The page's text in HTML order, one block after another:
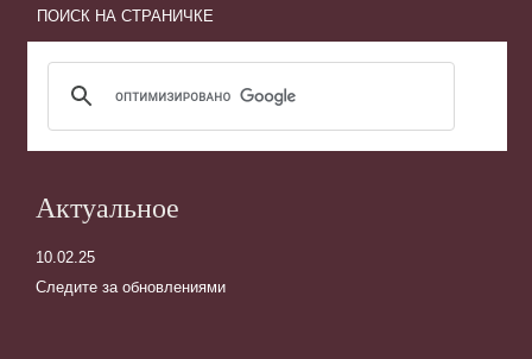
ПОИСК НА СТРАНИЧКЕ
Актуальное
10.02.25
Следите за обновлениями